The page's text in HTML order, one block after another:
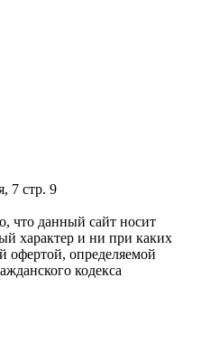
7 стр. 9
что данный сайт носит
характер и ни при каких
офертой, определяемой
кодекса